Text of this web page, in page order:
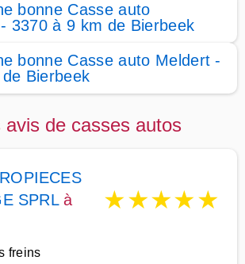
bonne Casse auto
3370 à 9 km de Bierbeek
bonne Casse auto Meldert -
Bierbeek
avis de casses autos
SPRLà
★★★★★
freins